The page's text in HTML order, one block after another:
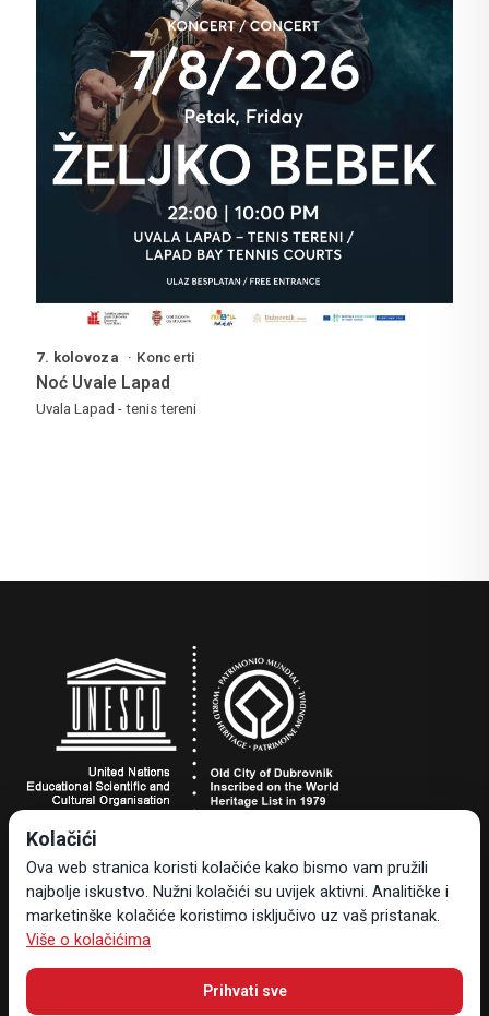
7. kolovoza Koncerti
Noć Uvale Lapad
Uvala Lapad - tenis tereni
Turistička zajednica grada Dubrovnika
Dr. Ante Starčevića 24, 20000 Dubrovnik, Hrvatska
Tel +385 20 323-887
info@tzdubrovnik.hr
Kolačići
Ova web stranica koristi kolačiće kako bismo vam pružili
najbolje iskustvo. Nužni kolačići su uvijek aktivni. Analitičke i
marketinške kolačiće koristimo isključivo uz vaš pristanak.
Više o kolačićima
Prihvati sve